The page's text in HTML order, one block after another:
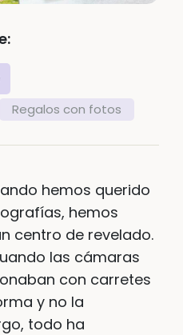
Regalos con fotos
hemos querido
hemos
centro de revelado.
las cámaras
con carretes
y no la
todo ha